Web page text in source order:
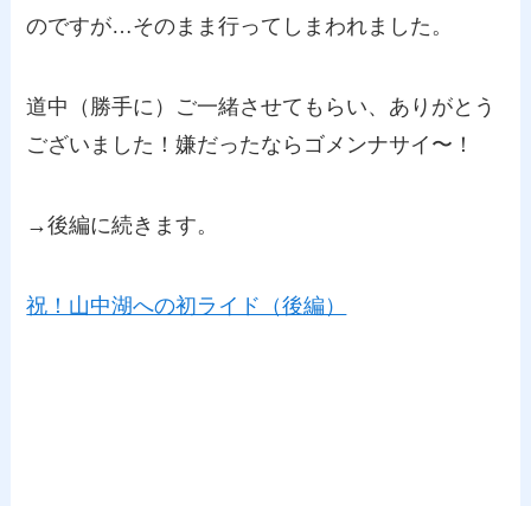
のですが…そのまま行ってしまわれました。
道中（勝手に）ご一緒させてもらい、ありがとう
ございました！嫌だったならゴメンナサイ〜！
→後編に続きます。
祝！山中湖への初ライド（後編）